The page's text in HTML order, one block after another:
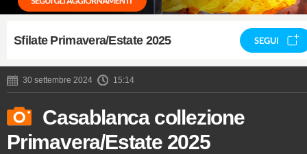
Sfilate Primavera/Estate 2025 SEGUI
30 settembre 2024 15:14
Casablanca collezione
Primavera/Estate 2025